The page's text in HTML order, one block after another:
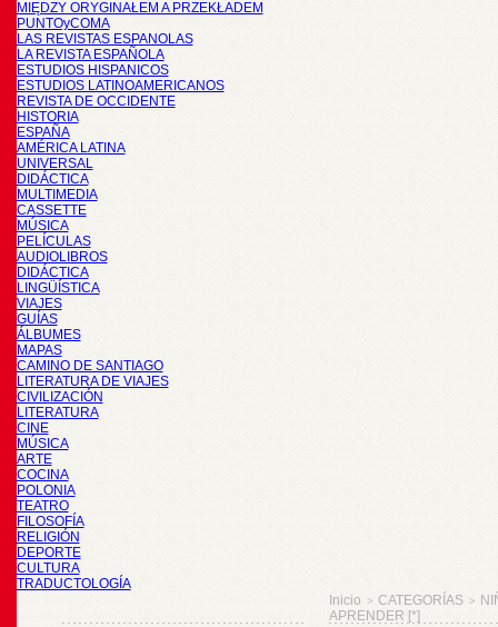
MIĘDZY ORYGINAŁEM A PRZEKŁADEM
PUNTOyCOMA
LAS REVISTAS ESPANOLAS
LA REVISTA ESPAÑOLA
ESTUDIOS HISPANICOS
ESTUDIOS LATINOAMERICANOS
REVISTA DE OCCIDENTE
HISTORIA
ESPAÑA
AMÉRICA LATINA
UNIVERSAL
DIDÁCTICA
MULTIMEDIA
CASSETTE
MÚSICA
PELÍCULAS
AUDIOLIBROS
DIDÁCTICA
LINGÜÍSTICA
VIAJES
GUÍAS
ÁLBUMES
MAPAS
CAMINO DE SANTIAGO
LITERATURA DE VIAJES
CIVILIZACIÓN
LITERATURA
CINE
MÚSICA
ARTE
COCINA
POLONIA
TEATRO
FILOSOFÍA
RELIGIÓN
DEPORTE
CULTURA
TRADUCTOLOGÍA
Inicio > CATEGORÍAS >
APRENDER [*]